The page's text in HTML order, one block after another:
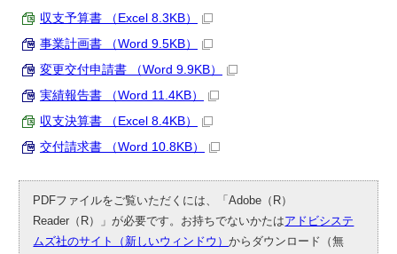
収支予算書 （Excel 8.3KB）
事業計画書 （Word 9.5KB）
変更交付申請書 （Word 9.9KB）
実績報告書 （Word 11.4KB）
収支決算書 （Excel 8.4KB）
交付請求書 （Word 10.8KB）
PDFファイルをご覧いただくには、「Adobe（R）
Reader（R）」が必要です。お持ちでないかたはアドビシステ
ムズ社のサイト（新しいウィンドウ）からダウンロード（無